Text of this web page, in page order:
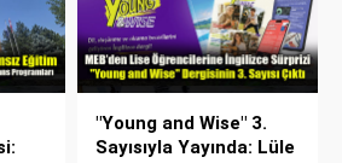
"Young and Wise" 3.
Sayısıyla Yayında: Lüle